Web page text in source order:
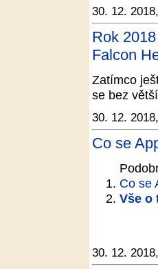
30. 12.
Rok
Falcon
Zatímco
se bez
30. 12.
Co se
Co se
Vše o
30. 12.